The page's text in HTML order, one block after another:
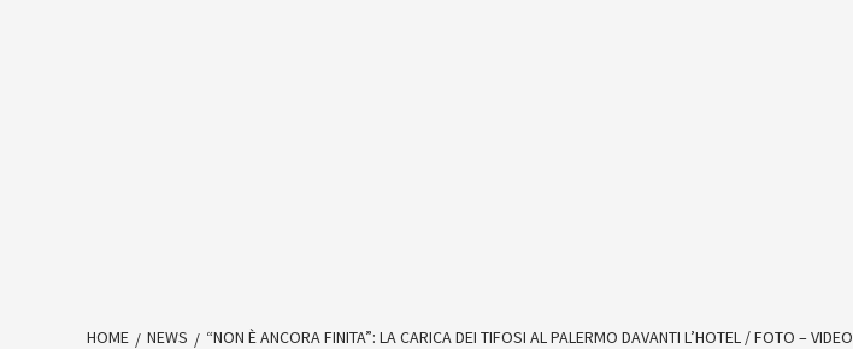
HOME NEWS “NON È ANCORA FINITA”: LA CARICA DEI TIFOSI AL PALERMO DAVANTI L’HOTEL / FOTO – VIDEO